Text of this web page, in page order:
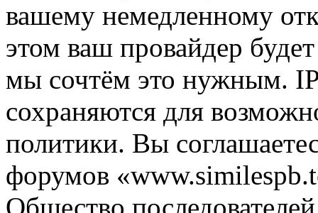
вашему немедленному
этом ваш провайдер
мы сочтём это нужным.
сохраняются для
политики. Вы
форумов
Общество